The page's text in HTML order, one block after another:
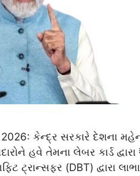
કેન્દ્ર સરકારે દેશના
હવે તેમના લેબર કાર્ડ
ટ્રાન્સફર (DBT) દ્વારા